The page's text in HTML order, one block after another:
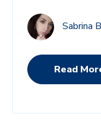
Sabrina
Read